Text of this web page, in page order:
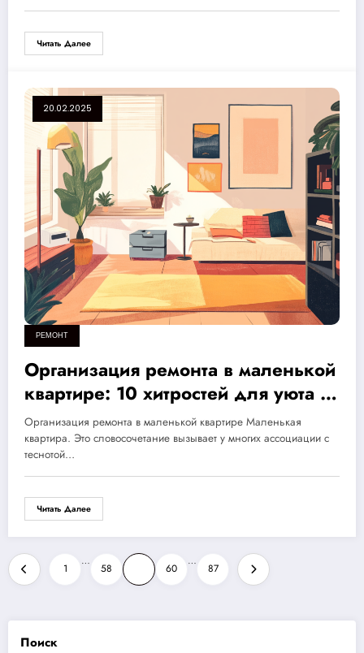
Читать Далее
20.02.2025
РЕМОНТ
Организация ремонта в маленькой
квартире: 10 хитростей для уюта и
функциональности
Организация ремонта в маленькой квартире Маленькая
квартира. Это словосочетание вызывает у многих ассоциации с
теснотой…
Читать Далее
Пагинация
записей
1
…
58 60
…
87
Поиск